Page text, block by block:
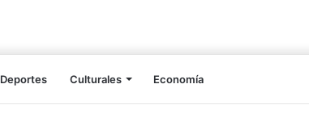
Deportes Culturales Economía